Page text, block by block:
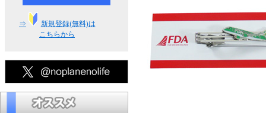
⇒
新規登録(無料)は
こちらから